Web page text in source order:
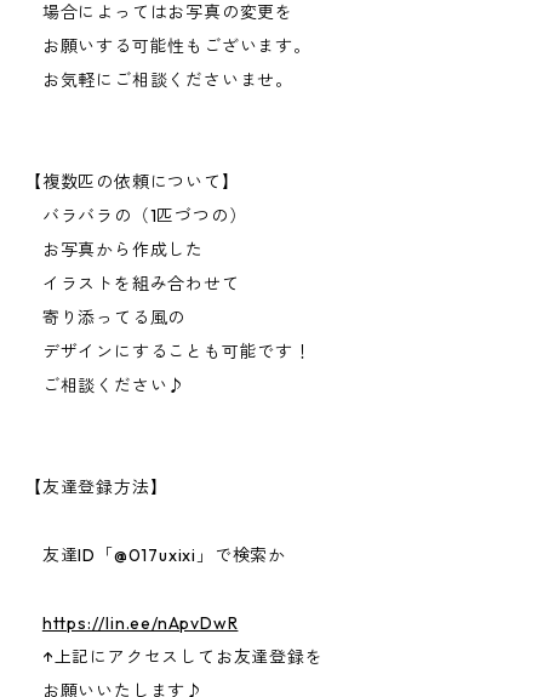
場合によってはお写真の変更を
お願いする可能性もございます。
お気軽にご相談くださいませ。
【複数匹の依頼について】
バラバラの（1匹づつの）
お写真から作成した
イラストを組み合わせて
寄り添ってる風の
デザインにすることも可能です！
ご相談ください♪
【友達登録方法】
友達ID「@017uxixi」で検索か
https://lin.ee/nApvDwR
↑上記にアクセスしてお友達登録を
お願いいたします♪